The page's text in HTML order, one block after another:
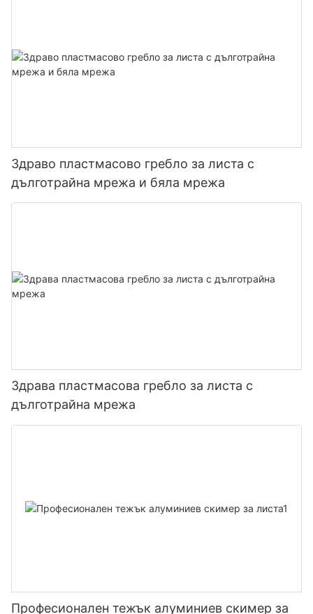
Здраво пластмасово гребло за листа с
дълготрайна мрежа и бяла мрежа
Здрава пластмасова гребло за листа с
дълготрайна мрежа
Професионален тежък алуминиев скимер за